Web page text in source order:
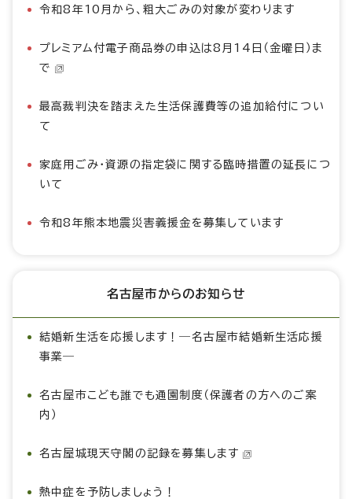
令和8年10月から、粗大ごみの対象が変わります
プレミアム付電子商品券の申込は8月14日（金曜日）ま
で
最高裁判決を踏まえた生活保護費等の追加給付につい
て
家庭用ごみ・資源の指定袋に関する臨時措置の延長につ
いて
令和8年熊本地震災害義援金を募集しています
名古屋市からのお知らせ
結婚新生活を応援します！―名古屋市結婚新生活応援
事業―
名古屋市こども誰でも通園制度（保護者の方へのご案
内）
名古屋城現天守閣の記録を募集します
熱中症を予防しましょう！